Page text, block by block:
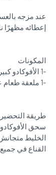
عند مزجه
إعطائه مظهرًا
المكونات
-1 الأفوكادو كبيرة وناضجة.
-1 ملعقة طعام عسل.
طريقة التحضير
سحق
الخليط
القناع في